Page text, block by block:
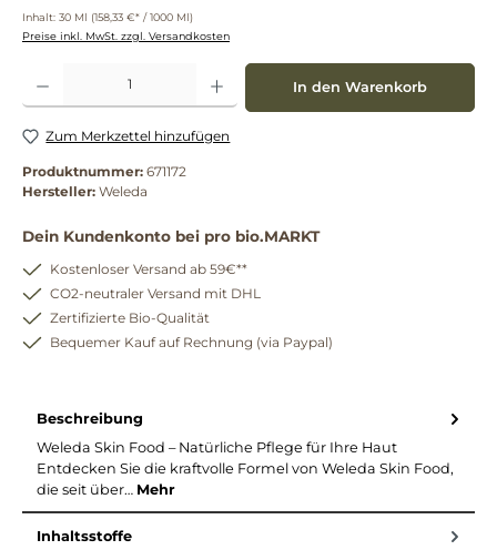
Inhalt: 30 Ml (158,33 €* / 1000 Ml)
Preise inkl. MwSt. zzgl. Versandkosten
Produkt Anzahl: Gib den gewünschten Wert ein oder benutze die Schaltflächen um
In den Warenkorb
Zum Merkzettel hinzufügen
Produktnummer: 671172
Hersteller: Weleda
Dein Kundenkonto bei pro bio.MARKT
Kostenloser Versand ab 59€**
CO2-neutraler Versand mit DHL
Zertifizierte Bio-Qualität
Bequemer Kauf auf Rechnung (via Paypal)
Beschreibung
Weleda Skin Food – Natürliche Pflege für Ihre Haut
Entdecken Sie die kraftvolle Formel von Weleda Skin Food,
die seit über… Mehr
Inhaltsstoffe